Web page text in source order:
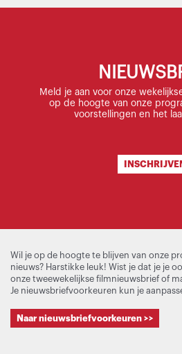
Meld je aan voor onze
op de hoogte van onze
voorstellingen en het
Wil je op de hoogte te blijven van onze
nieuws? Harstikke leuk! Wist je dat je je
onze tweewekelijkse filmnieuwsbrief of
Je nieuwsbriefvoorkeuren kun je
Naar nieuwsbriefvoorkeuren >>